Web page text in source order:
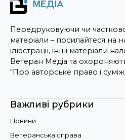
Передруковуючи чи
матеріали – посилайтеся на
ілюстрації, інші матеріали
Ветеран Медіа та
“Про авторське право і
Важливі рубрики
Новини
Ветеранська справа